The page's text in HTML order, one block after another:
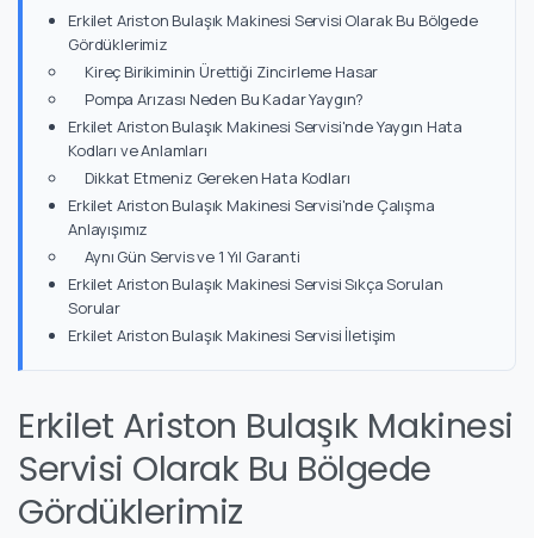
Erkilet Ariston Bulaşık Makinesi Servisi Olarak Bu Bölgede
Gördüklerimiz
Kireç Birikiminin Ürettiği Zincirleme Hasar
Pompa Arızası Neden Bu Kadar Yaygın?
Erkilet Ariston Bulaşık Makinesi Servisi'nde Yaygın Hata
Kodları ve Anlamları
Dikkat Etmeniz Gereken Hata Kodları
Erkilet Ariston Bulaşık Makinesi Servisi'nde Çalışma
Anlayışımız
Aynı Gün Servis ve 1 Yıl Garanti
Erkilet Ariston Bulaşık Makinesi Servisi Sıkça Sorulan
Sorular
Erkilet Ariston Bulaşık Makinesi Servisi İletişim
Erkilet Ariston Bulaşık Makinesi
Servisi Olarak Bu Bölgede
Gördüklerimiz